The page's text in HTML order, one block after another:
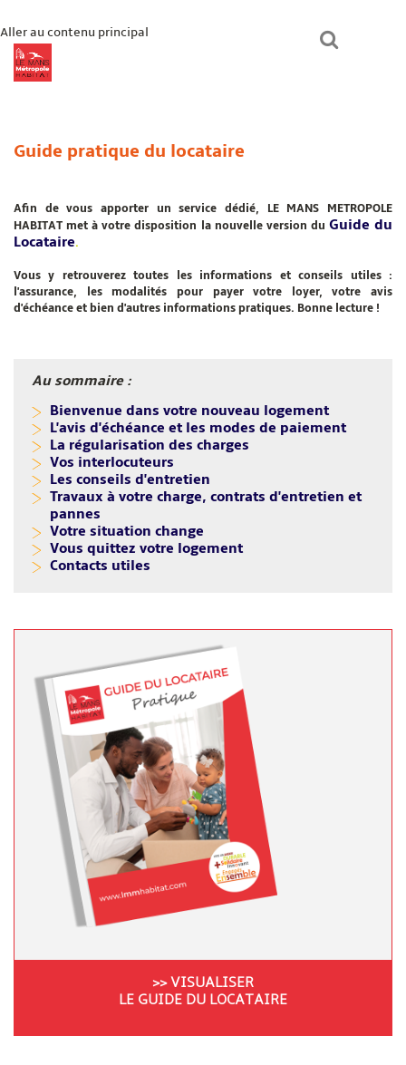
Aller au contenu principal
lmmhabitat.com
Paiement en ligne Mon espace Bienvenue chez vous
Guide pratique du locataire
Afin de vous apporter un service dédié, LE MANS METROPOLE
HABITAT met à votre disposition la nouvelle version du Guide du
Locataire.
Vous y retrouverez toutes les informations et conseils utiles :
l'assurance, les modalités pour payer votre loyer, votre avis
d'échéance et bien d'autres informations pratiques. Bonne lecture !
Au sommaire :
Bienvenue dans votre nouveau logement
L'avis d'échéance et les modes de paiement
La régularisation des charges
Vos interlocuteurs
Les conseils d'entretien
Travaux à votre charge, contrats d'entretien et
pannes
Votre situation change
Vous quittez votre logement
Contacts utiles
>> VISUALISER
LE GUIDE DU LOCATAIRE